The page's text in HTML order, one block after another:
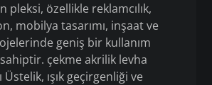
pleksi, özellikle reklamcılık,
mobilya tasarımı, inşaat ve
geniş bir kullanım
çekme akrilik levha
Üstelik, ışık geçirgenliği ve